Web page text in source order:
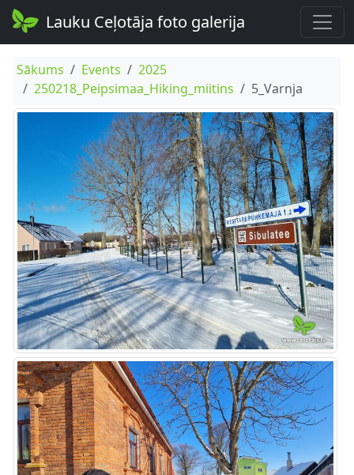
Lauku Ceļotāja foto galerija
Sākums Events
2025
250218_Peipsimaa_Hiking_miitins
5_Varnja